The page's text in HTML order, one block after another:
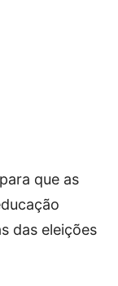
que as
das eleições